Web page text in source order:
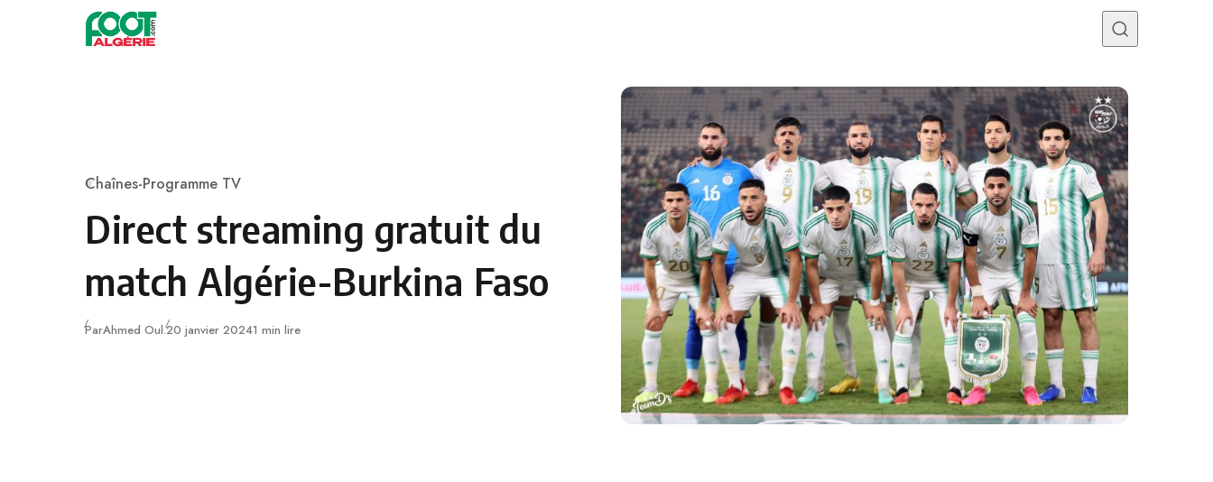
Skip to content
Category
Chaînes-Programme TV
Direct streaming gratuit du
match Algérie-Burkina Faso
ParAhmed Oul.Publié
20 janvier 20241 min lire